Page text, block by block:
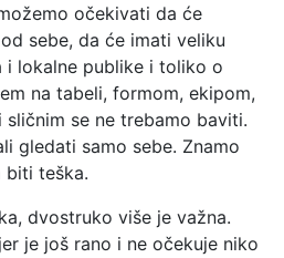
očekivati da će
sebe, da će imati veliku
i lokalne publike i toliko o
na tabeli, formom, ekipom,
se ne trebamo baviti.
gledati samo sebe. Znamo
biti teška.
dvostruko više je važna.
je još rano i ne očekuje niko